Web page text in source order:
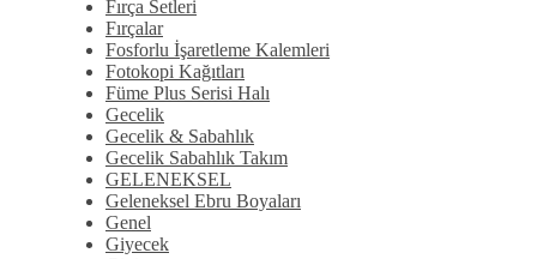
Fırça Setleri
Fırçalar
Fosforlu İşaretleme Kalemleri
Fotokopi Kağıtları
Füme Plus Serisi Halı
Gecelik
Gecelik & Sabahlık
Gecelik Sabahlık Takım
GELENEKSEL
Geleneksel Ebru Boyaları
Genel
Giyecek